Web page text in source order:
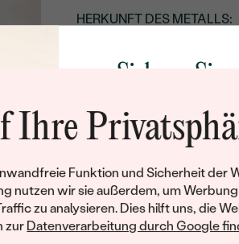
Ihre
Funktion und Sicherheit der
nutzen wir sie außerdem, um Werbung
zu analysieren. Dies hilft uns, die
zur Datenverarbeitung durch Google
HERKUNFT DES METALLS:
ARTEN DER
METALLOBERFLÄCHE:
UNGEFÄHRES GEWICHT:
Details des eingesetzten
Sichern Sie
Rabatt auf
Werden Sie Teil
und entdecken Sie die
gefertigten Schmucks